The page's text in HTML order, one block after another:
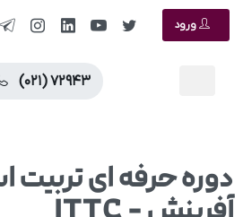
ورود
(۰۲۱) ۷۲۹۴۳
دوره حرفه ای تربیت